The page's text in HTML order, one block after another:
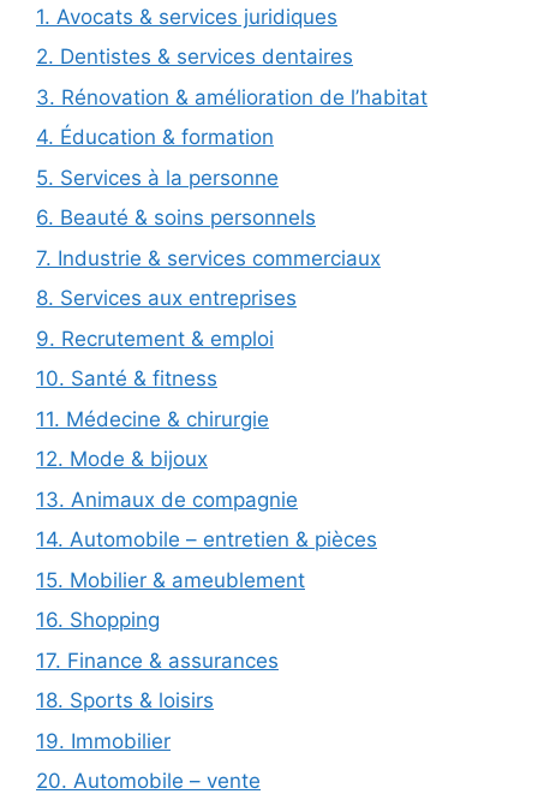
1. Avocats & services juridiques
2. Dentistes & services dentaires
3. Rénovation & amélioration de l’habitat
4. Éducation & formation
5. Services à la personne
6. Beauté & soins personnels
7. Industrie & services commerciaux
8. Services aux entreprises
9. Recrutement & emploi
10. Santé & fitness
11. Médecine & chirurgie
12. Mode & bijoux
13. Animaux de compagnie
14. Automobile – entretien & pièces
15. Mobilier & ameublement
16. Shopping
17. Finance & assurances
18. Sports & loisirs
19. Immobilier
20. Automobile – vente